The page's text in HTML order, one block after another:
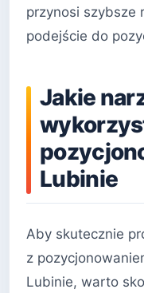
przynosi szybsze
podejście do
Jakie
Lubinie
Aby skutecznie
z
Lubinie, warto